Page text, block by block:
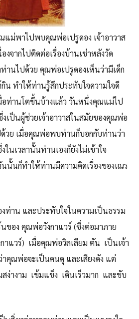
แม่พาไปพบคุณพ่อเปรูดอง เจ้าอาวาส
จากไปติดต่อเรื่องบ้านเช่าหลังวัด
นไปด้วย คุณพ่อเปรูดองเห็นว่ามีเด็ก
น ทำให้ท่านรู้สึกประทับใจความใจดี
อท่านโตขึ้นบ้างแล้ว วันหนึ่งคุณแม่ไป
ป็นผู้ช่วยเจ้าอาวาสในสมัยของคุณพ่อ
วย เมื่อคุณพ่อพบท่านก็บอกกับท่านว่า
ในเวลานั้นท่านเองก็ยังไม่เข้าใจ
นั้นก็ทำให้ท่านมีความคิดเรื่องของเณร
ท่าน และประทับใจในความเป็นธรรม
ของ คุณพ่อวังกาแวร์ (ซึ่งต่อมาภาย
าแวร์) เมื่อคุณพ่อวิลเลียม ตัน เป็นเจ้า
าคุณพ่อจะเป็นคนดุ และเสียงดัง แต่
ง่างาม เข้มแข็ง เดินเร็วมาก และขับ